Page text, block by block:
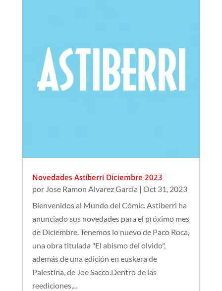
Novedades Astiberri Diciembre 2023
por Jose Ramon Alvarez Garcia | Oct 31, 2023
Bienvenidos al Mundo del Cómic. Astiberri ha
anunciado sus novedades para el próximo mes
de Diciembre. Tenemos lo nuevo de Paco Roca,
una obra titulada "El abismo del olvido",
además de una edición en euskera de
Palestina, de Joe Sacco.Dentro de las
reediciones,...